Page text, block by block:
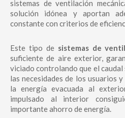
sistemas de ventilación
solución idónea y aportan
constante con criterios de
Este tipo de sistemas de
suficiente de aire exterior,
viciado controlando que el caudal
las necesidades de los usuarios
la energía evacuada al
impulsado al interior
importante ahorro de energía.